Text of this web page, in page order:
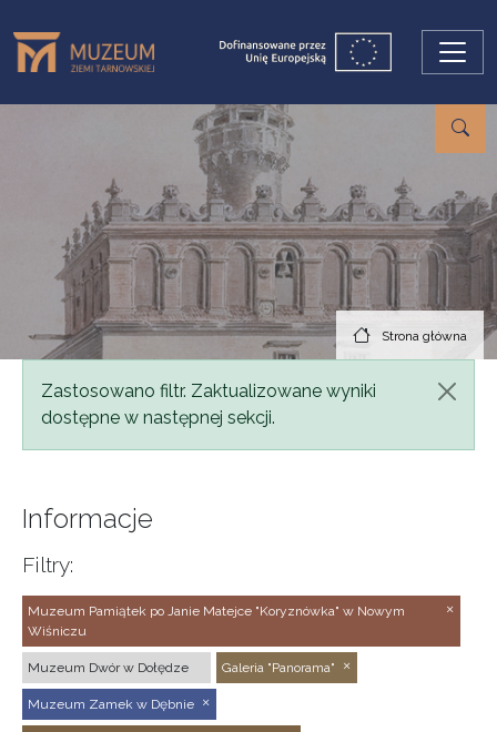
Strona główna
Komunikat
Zastosowano filtr. Zaktualizowane wyniki
dostępne w następnej sekcji.
Informacje
Filtry:
Muzeum Pamiątek po Janie Matejce "Koryznówka" w Nowym
Wiśniczu
Muzeum Dwór w Dołędze Galeria "Panorama"
Muzeum Zamek w Dębnie